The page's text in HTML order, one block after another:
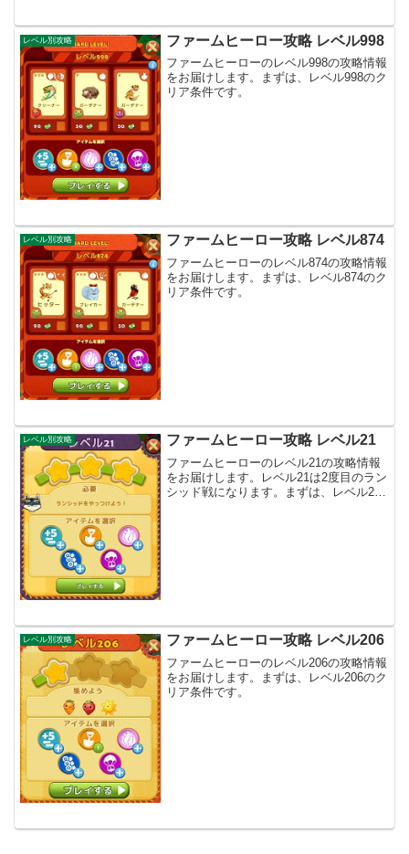
レベル別攻略 ファームヒーロー攻略 レベル998
ファームヒーローのレベル998の攻略情報
をお届けします。まずは、レベル998のク
リア条件です。
レベル別攻略 ファームヒーロー攻略 レベル874
ファームヒーローのレベル874の攻略情報
をお届けします。まずは、レベル874のク
リア条件です。
レベル別攻略 ファームヒーロー攻略 レベル21
ファームヒーローのレベル21の攻略情報
をお届けします。レベル21は2度目のラン
シッド戦になります。まずは、レベル21
レベル別攻略 ファームヒーロー攻略 レベル206
ファームヒーローのレベル206の攻略情報
をお届けします。まずは、レベル206のク
リア条件です。